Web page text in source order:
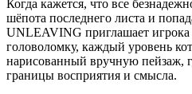
Когда кажется, что все
шёпота последнего листа и
UNLEAVING приглашает
головоломку, каждый уровень
нарисованный вручную пейзаж,
границы восприятия и смысла.